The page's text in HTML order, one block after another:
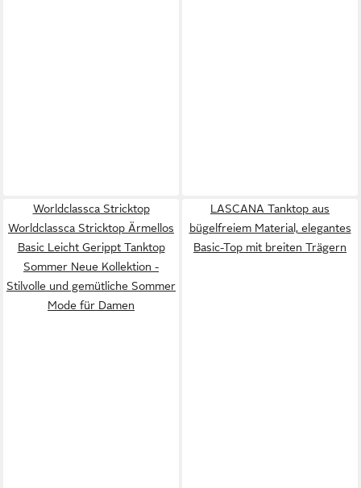
Worldclassca Stricktop
Worldclassca Stricktop Ärmellos
Basic Leicht Gerippt Tanktop
Sommer Neue Kollektion -
Stilvolle und gemütliche Sommer
Mode für Damen
LASCANA Tanktop aus
bügelfreiem Material, elegantes
Basic-Top mit breiten Trägern